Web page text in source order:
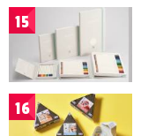
15
16